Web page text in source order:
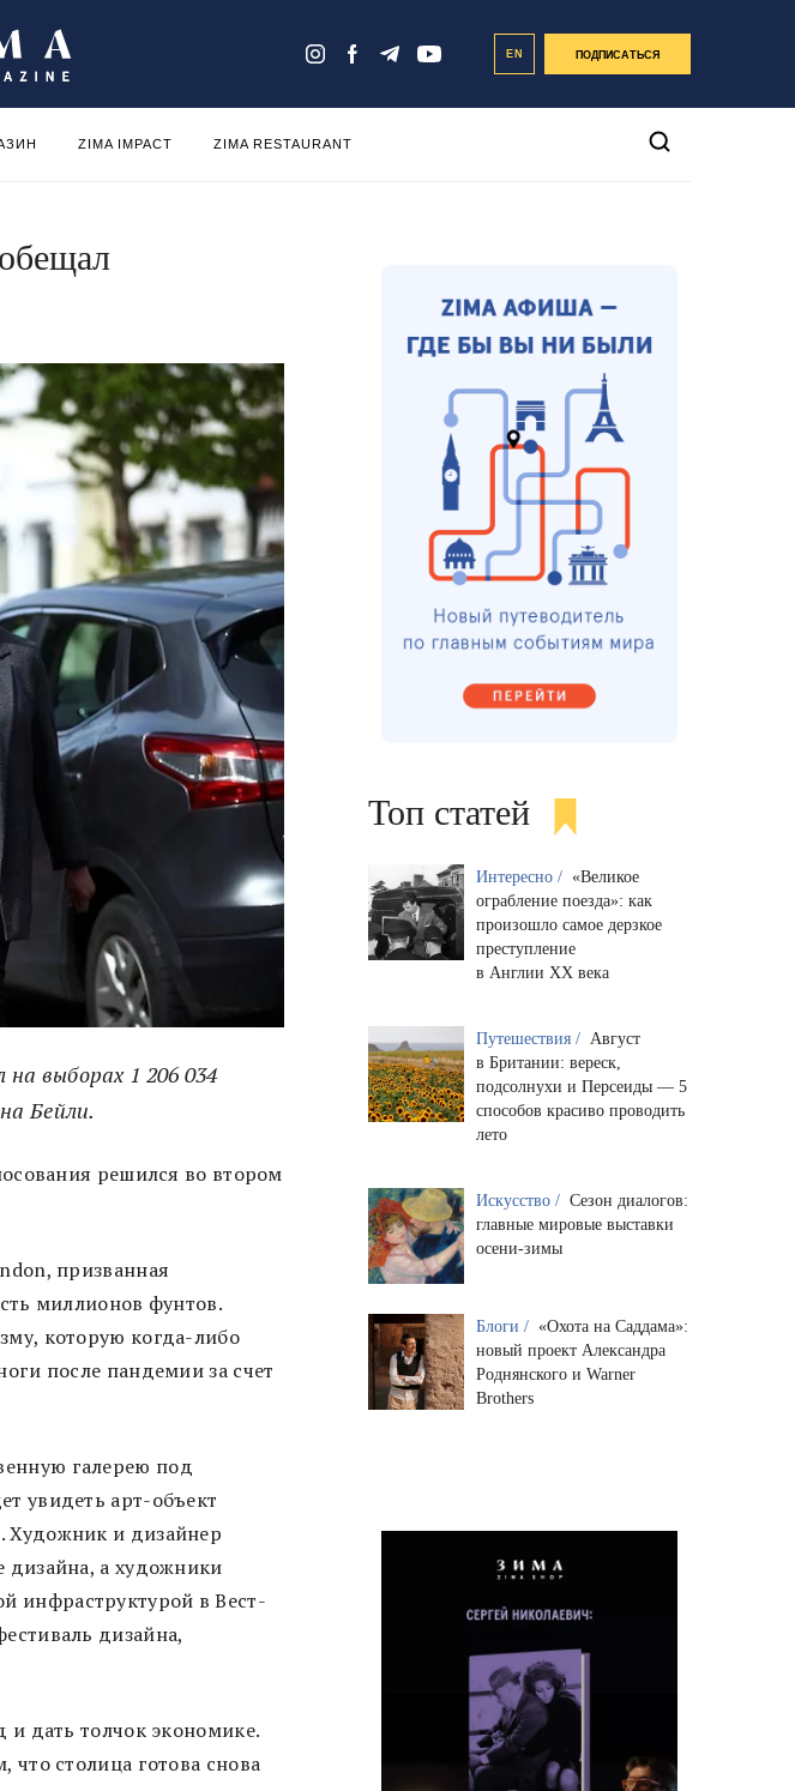
EN ПОДПИСАТЬСЯ
ZIMA IMPACT ZIMA RESTAURANT
выборах 1 206 034
Бейли.
решился во втором
призванная
миллионов фунтов.
которую когда-либо
после пандемии за счет
галерею под
увидеть арт-объект
Художник и дизайнер
дизайна, а художники
инфраструктурой в Вест-
дизайна,
и дать толчок экономике.
столица готова снова
Топ статей
Интересно / «Великое
ограбление поезда»: как
произошло самое дерзкое
преступление
в Англии XX века
Путешествия / Август
в Британии: вереск,
подсолнухи и Персеиды — 5
способов красиво проводить
лето
Искусство / Сезон диалогов:
главные мировые выставки
осени-зимы
Блоги / «Охота на Саддама»:
новый проект Александра
Роднянского и Warner
Brothers